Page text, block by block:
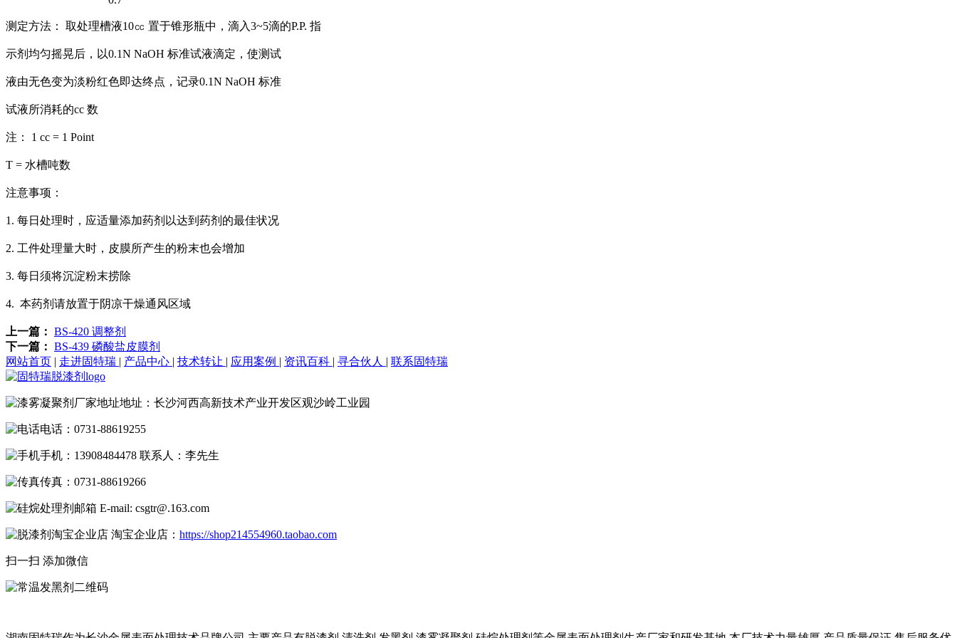
测定方法： 取处理槽液10㏄ 置于锥形瓶中，滴入3~5滴的P.P. 指
示剂均匀摇晃后，以0.1N NaOH 标准试液滴定，使测试
液由无色变为淡粉红色即达终点，记录0.1N NaOH 标准
试液所消耗的cc 数
注： 1 cc = 1 Point
T = 水槽吨数
注意事项：
1. 每日处理时，应适量添加药剂以达到药剂的最佳状况
2. 工件处理量大时，皮膜所产生的粉末也会增加
3. 每日须将沉淀粉末捞除
4. 本药剂请放置于阴凉干燥通风区域
上一篇： BS-420 调整剂
下一篇： BS-439 磷酸盐皮膜剂
网站首页 | 走进固特瑞 | 产品中心 | 技术转让 | 应用案例 | 资讯百科 | 寻合伙人 | 联系固特瑞
地址：长沙河西高新技术产业开发区观沙岭工业园
电话：0731-88619255
手机：13908484478 联系人：李先生
传真：0731-88619266
E-mail: csgtr@.163.com
淘宝企业店： https://shop214554960.taobao.com
扫一扫 添加微信